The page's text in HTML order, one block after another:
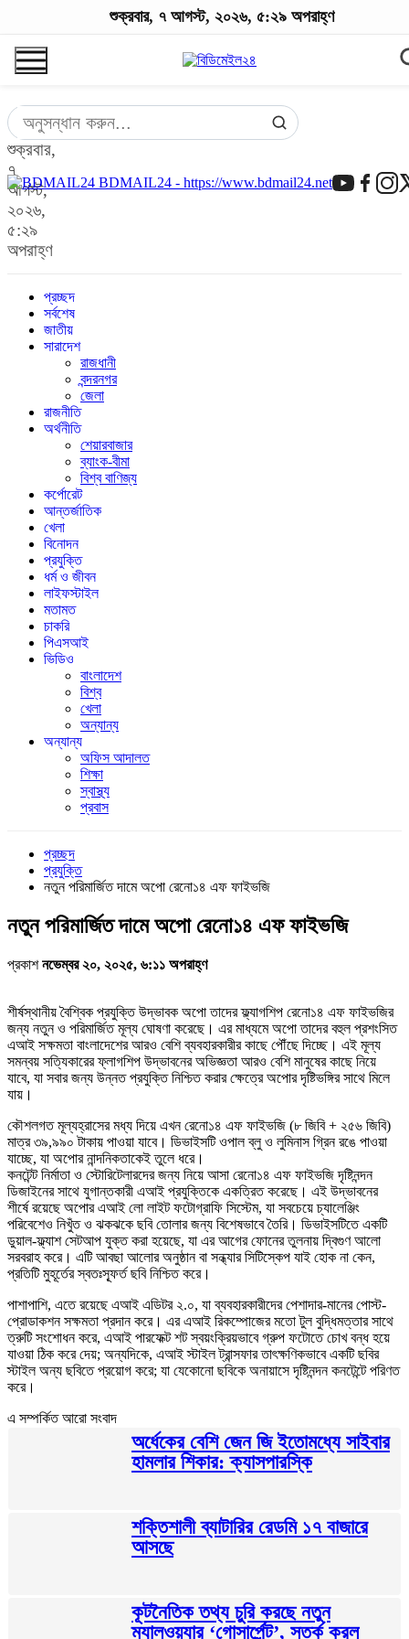
শুক্রবার,
৭
আগস্ট,
২০২৬,
৫:২৯
অপরাহ্ণ
BDMAIL24 - https://www.bdmail24.net
প্রচ্ছদ
সর্বশেষ
জাতীয়
সারাদেশ
রাজধানী
বন্দরনগর
জেলা
রাজনীতি
অর্থনীতি
শেয়ারবাজার
ব্যাংক-বীমা
বিশ্ব বাণিজ্য
কর্পোরেট
আন্তর্জাতিক
খেলা
বিনোদন
প্রযুক্তি
ধর্ম ও জীবন
লাইফস্টাইল
মতামত
চাকরি
পিএসআই
ভিডিও
বাংলাদেশ
বিশ্ব
খেলা
অন্যান্য
অন্যান্য
অফিস আদালত
শিক্ষা
স্বাস্থ্য
প্রবাস
শুক্রবার, ৭ আগস্ট, ২০২৬, ৫:২৯ অপরাহ্ণ
প্রচ্ছদ
প্রযুক্তি
নতুন পরিমার্জিত দামে অপো রেনো১৪ এফ ফাইভজি
নতুন পরিমার্জিত দামে অপো রেনো১৪ এফ ফাইভজি
প্রকাশনভেম্বর ২০, ২০২৫, ৬:১১ অপরাহ্ণ
শীর্ষস্থানীয় বৈশ্বিক প্রযুক্তি উদ্ভাবক অপো তাদের ফ্ল্যাগশিপ রেনো১৪ এফ ফাইভজির
জন্য নতুন ও পরিমার্জিত মূল্য ঘোষণা করেছে। এর মাধ্যমে অপো তাদের বহুল প্রশংসিত
এআই সক্ষমতা বাংলাদেশের আরও বেশি ব্যবহারকারীর কাছে পৌঁছে দিচ্ছে। এই মূল্য
সমন্বয় সত্যিকারের ফ্লাগশিপ উদ্ভাবনের অভিজ্ঞতা আরও বেশি মানুষের কাছে নিয়ে
যাবে, যা সবার জন্য উন্নত প্রযুক্তি নিশ্চিত করার ক্ষেত্রে অপোর দৃষ্টিভঙ্গির সাথে মিলে
যায়।
কৌশলগত মূল্যহ্রাসের মধ্য দিয়ে এখন রেনো১৪ এফ ফাইভজি (৮ জিবি + ২৫৬ জিবি)
মাত্র ৩৯,৯৯০ টাকায় পাওয়া যাবে। ডিভাইসটি ওপাল ব্লু ও লুমিনাস গ্রিন রঙে পাওয়া
যাচ্ছে, যা অপোর নান্দনিকতাকেই তুলে ধরে।
কনটেন্ট নির্মাতা ও স্টোরিটেলারদের জন্য নিয়ে আসা রেনো১৪ এফ ফাইভজি দৃষ্টিনন্দন
ডিজাইনের সাথে যুগান্তকারী এআই প্রযুক্তিকে একত্রিত করেছে। এই উদ্ভাবনের
শীর্ষে রয়েছে অপোর এআই লো লাইট ফটোগ্রাফি সিস্টেম, যা সবচেয়ে চ্যালেঞ্জিং
পরিবেশেও নিখুঁত ও ঝকঝকে ছবি তোলার জন্য বিশেষভাবে তৈরি। ডিভাইসটিতে একটি
ডুয়াল-ফ্ল্যাশ সেটআপ যুক্ত করা হয়েছে, যা এর আগের ফোনের তুলনায় দ্বিগুণ আলো
সরবরাহ করে। এটি আবছা আলোর অনুষ্ঠান বা সন্ধ্যার সিটিস্কেপ যাই হোক না কেন,
প্রতিটি মুহূর্তের স্বতঃস্ফূর্ত ছবি নিশ্চিত করে।
পাশাপাশি, এতে রয়েছে এআই এডিটর ২.০, যা ব্যবহারকারীদের পেশাদার-মানের পোস্ট-
প্রোডাকশন সক্ষমতা প্রদান করে। এর এআই রিকম্পোজের মতো টুল বুদ্ধিমত্তার সাথে
ত্রুটি সংশোধন করে, এআই পারফেক্ট শট স্বয়ংক্রিয়ভাবে গ্রুপ ফটোতে চোখ বন্ধ হয়ে
যাওয়া ঠিক করে দেয়; অন্যদিকে, এআই স্টাইল ট্রান্সফার তাৎক্ষণিকভাবে একটি ছবির
স্টাইল অন্য ছবিতে প্রয়োগ করে; যা যেকোনো ছবিকে অনায়াসে দৃষ্টিনন্দন কনটেন্টে পরিণত
করে।
এ সম্পর্কিত আরো সংবাদ
অর্ধেকের বেশি জেন জি ইতোমধ্যে সাইবার
হামলার শিকার: ক্যাসপারস্কি
শক্তিশালী ব্যাটারির রেডমি ১৭ বাজারে
আসছে
কূটনৈতিক তথ্য চুরি করছে নতুন
ম্যালওয়্যার ‘গোসার্পেন্ট’, সতর্ক করল